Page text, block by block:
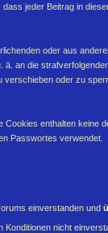
jeder Beitrag in
oder aus
an die
oder zu
enthalten keine
Passwortes verwendet.
einverstanden und
Konditionen nicht